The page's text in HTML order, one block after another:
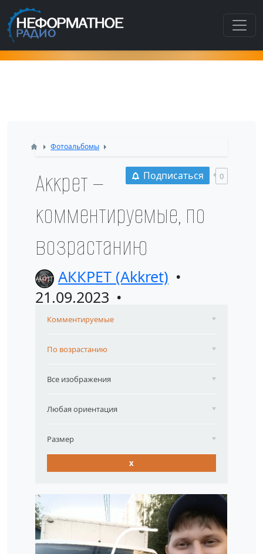
Как попасть в этот раздел???
Фотоальбомы
Подписаться 0
Аккрет —
комментируемые, по
возрастанию
АККРЕТ (Akkret)
21.09.2023
Комментируемые
По возрастанию
Все изображения
Любая ориентация
Размер
x